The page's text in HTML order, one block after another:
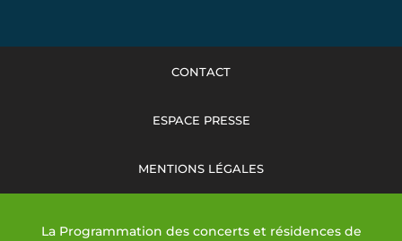
CONTACT
ESPACE PRESSE
MENTIONS LÉGALES
La Programmation des concerts et résidences de